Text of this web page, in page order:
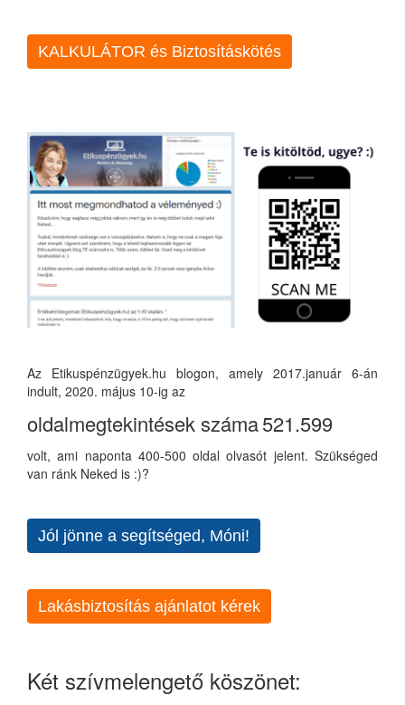
KALKULÁTOR és Biztosításkötés
Az Etikuspénzügyek.hu blogon, amely 2017.január 6-án
indult, 2020. május 10-ig az
oldalmegtekintések száma521.599
volt, ami naponta 400-500 oldal olvasót jelent. Szükséged
van ránk Neked is :)?
Jól jönne a segítséged, Móni!
Lakásbiztosítás ajánlatot kérek
Két szívmelengető köszönet: